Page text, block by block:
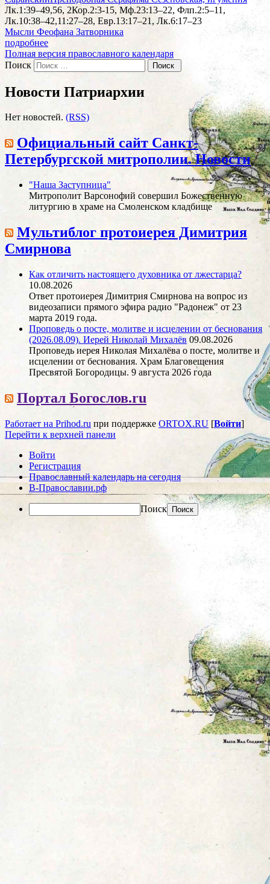
Лк.1:39–49,56, 2Кор.2:3-15, Мф.23:13–22, Флп.2:5–11,
Лк.10:38–42,11:27–28, Евр.13:17–21, Лк.6:17–23
Мысли Феофана Затворника
подробнее
Полная версия православного календаря
Поиск
Новости Патриархии
Нет новостей. (RSS)
Официальный сайт Санкт-
Петербургской митрополии. Новости
"Наша Заступница"
Митрополит Варсонофий совершил Божественную
литургию в храме на Смоленском кладбище
Мультиблог протоиерея Димитрия
Смирнова
Как отличить настоящего духовника от лжестарца?
10.08.2026
Ответ протоиерея Димитрия Смирнова на вопрос из
видеозаписи прямого эфира радио "Радонеж" от 23
марта 2019 года.
Проповедь о посте, молитве и исцелении от беснования
(2026.08.09). Иерей Николай Михалёв 09.08.2026
Проповедь иерея Николая Михалёва о посте, молитве и
исцелении от беснования. Храм Благовещения
Пресвятой Богородицы. 9 августа 2026 года
Портал Богослов.ru
Работает на Prihod.ru при поддержке ORTOX.RU [Войти]
Перейти к верхней панели
Войти
Регистрация
Православный календарь на сегодня
В-Православии.рф
Поиск